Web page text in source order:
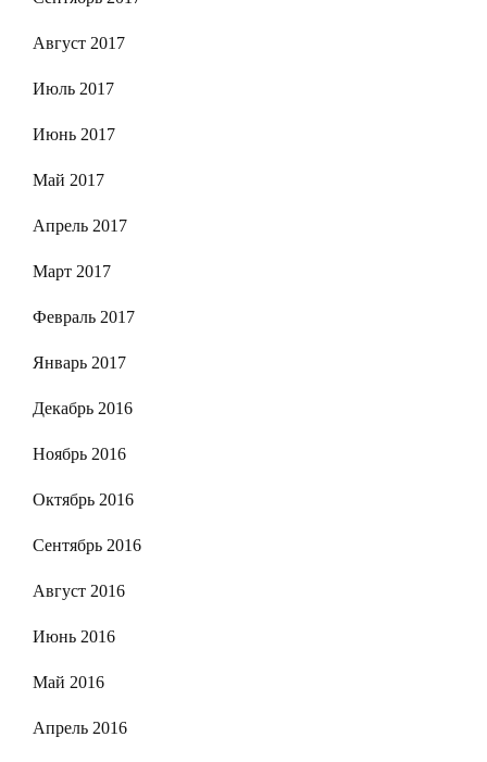
Август 2017
Июль 2017
Июнь 2017
Май 2017
Апрель 2017
Март 2017
Февраль 2017
Январь 2017
Декабрь 2016
Ноябрь 2016
Октябрь 2016
Сентябрь 2016
Август 2016
Июнь 2016
Май 2016
Апрель 2016